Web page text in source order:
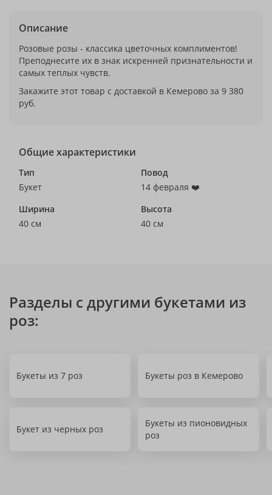
Описание
Розовые розы - классика цветочных комплиментов!
Преподнесите их в знак искренней признательности и
самых теплых чувств.
Закажите этот товар с доставкой в Кемерово за 9 380
руб.
Общие характеристики
Тип
Букет
Повод
14 февраля ❤️
Ширина
40 см
Высота
40 см
Разделы с другими букетами из
роз:
Букеты из 7 роз Букеты роз в Кемерово
Букет из черных роз
Букеты из пионовидных
роз